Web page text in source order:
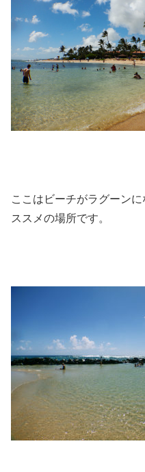
ここはビーチがラグーン
ススメの場所です。